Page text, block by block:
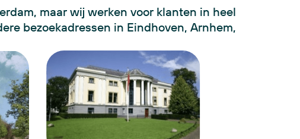
maar wij werken voor klanten in heel
bezoekadressen in Eindhoven, Arnhem,